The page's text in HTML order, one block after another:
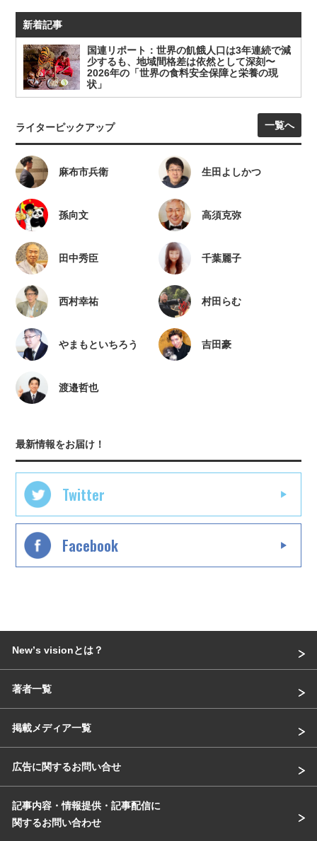
新着記事
国連リポート：世界の飢餓人口は3年連続で減
少するも、地域間格差は依然として深刻〜
2026年の「世界の食料安全保障と栄養の現
状」
ライターピックアップ 一覧へ
麻布市兵衛 生田よしかつ
孫向文 高須克弥
田中秀臣 千葉麗子
西村幸祐 村田らむ
やまもといちろう 吉田豪
渡邉哲也
最新情報をお届け！
Twitter
Facebook
Newʼs visionとは？
著者一覧
掲載メディア一覧
広告に関するお問い合せ
記事内容・情報提供・記事配信に
関するお問い合わせ